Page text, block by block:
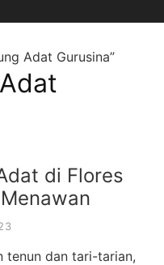
Adat Gurusina”
di Flores
tenun dan tari-tarian,